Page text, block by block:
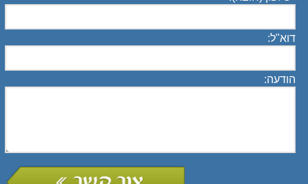
דוא"ל:
הודעה: